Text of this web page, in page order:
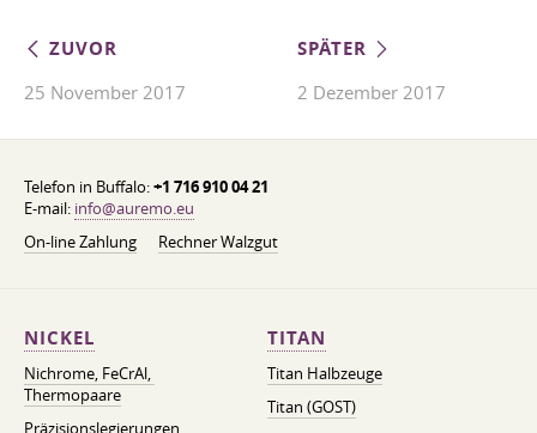
ZUVOR
25 November 2017
SPÄTER
2 Dezember 2017
Telefon in Buffalo:+1 716 910 04 21
E-mail: info@auremo.eu
On-line Zahlung
Rechner Walzgut
NICKEL
Nichrome, FeСrAl, ​​
Thermopaare
Präzisionslegierungen
TITAN
Titan Halbzeuge
Titan (GOST)